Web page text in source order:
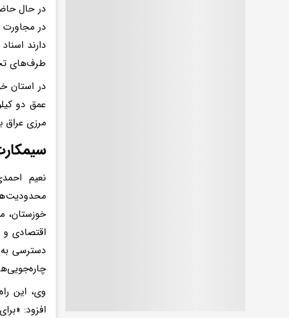
در حال
در مجاورت
دارند
طرف‌های
در استان
عمق دو
مرزی عراق
نعیم
خوزستان،
اقتصادی
دسترسی
وی، این
افزود: